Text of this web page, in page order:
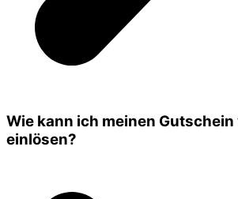
Wie kann ich meinen
einlösen?